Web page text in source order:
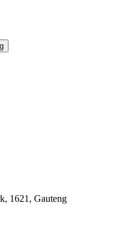
1621, Gauteng